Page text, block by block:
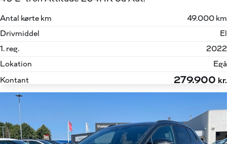
Antal kørte km
49.000 km
Drivmiddel
El
1. reg.
2022
Lokation
Egå
Kontant
279.900 kr.